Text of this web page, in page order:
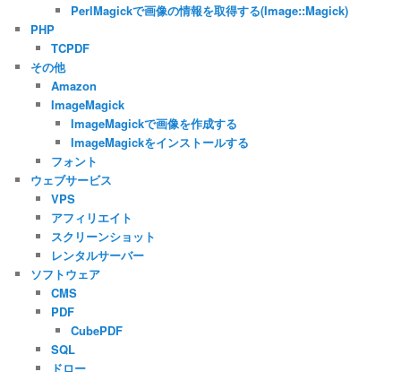
PerlMagickで画像の情報を取得する(Image::Magick)
PHP
TCPDF
その他
Amazon
ImageMagick
ImageMagickで画像を作成する
ImageMagickをインストールする
フォント
ウェブサービス
VPS
アフィリエイト
スクリーンショット
レンタルサーバー
ソフトウェア
CMS
PDF
CubePDF
SQL
ドロー